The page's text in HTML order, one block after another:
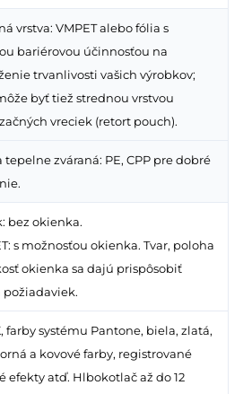
vrstva: VMPET alebo fólia s
bariérovou účinnosťou na
trvanlivosti vašich výrobkov;
byť tiež strednou vrstvou
vreciek (retort pouch).
tepelne zváraná: PE, CPP pre dobré
bez okienka.
s možnosťou okienka. Tvar, poloha
okienka sa dajú prispôsobiť
požiadaviek.
farby systému Pantone, biela, zlatá,
a kovové farby, registrované
efekty atď. Hlbokotlač až do 12